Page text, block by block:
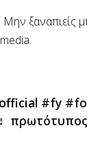
Μην
#fy